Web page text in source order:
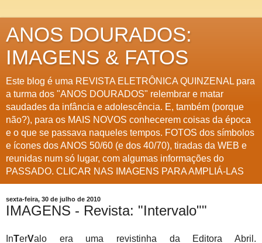
ANOS DOURADOS:
IMAGENS & FATOS
Este blog é uma REVISTA ELETRÔNICA QUINZENAL para
a turma dos "ANOS DOURADOS" relembrar e matar
saudades da infância e adolescência. E, também (porque
não?), para os MAIS NOVOS conhecerem coisas da época
e o que se passava naqueles tempos. FOTOS dos símbolos
e ícones dos ANOS 50/60 (e dos 40/70), tiradas da WEB e
reunidas num só lugar, com algumas informações do
PASSADO. CLICAR NAS IMAGENS PARA AMPLIÁ-LAS
sexta-feira, 30 de julho de 2010
IMAGENS - Revista: "Intervalo""
InTerValo era uma revistinha da Editora Abril.